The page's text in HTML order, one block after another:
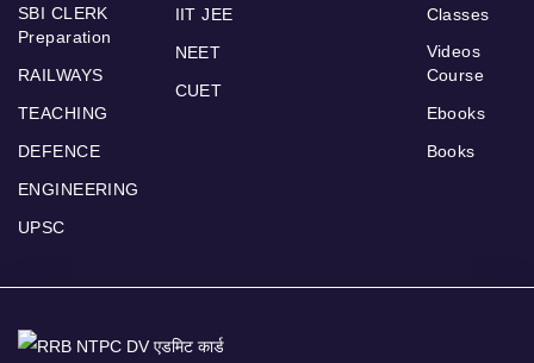
SBI CLERK
Preparation
RAILWAYS
TEACHING
DEFENCE
ENGINEERING
UPSC
IIT JEE
NEET
CUET
Classes
Videos
Course
Ebooks
Books